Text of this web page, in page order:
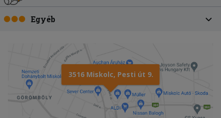
Egyéb
3516 Miskolc, Pesti út 9.